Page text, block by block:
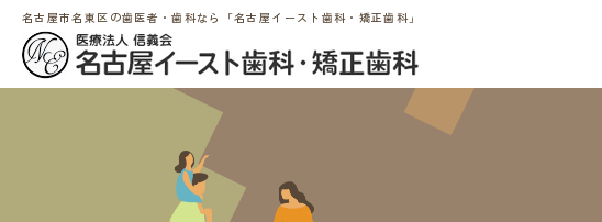
名古屋市名東区の歯医者・歯科なら「名古屋イースト歯科・矯正歯科」